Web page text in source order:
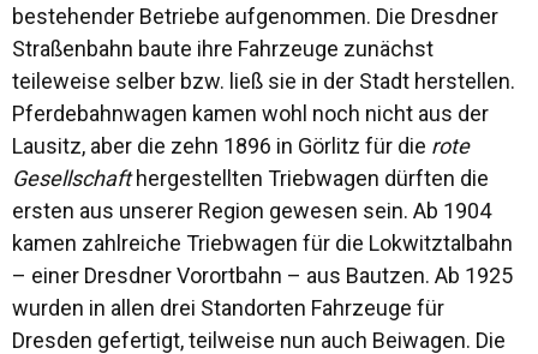
bestehender Betriebe aufgenommen. Die Dresdner
Straßenbahn baute ihre Fahrzeuge zunächst
teileweise selber bzw. ließ sie in der Stadt herstellen.
Pferdebahnwagen kamen wohl noch nicht aus der
Lausitz, aber die zehn 1896 in Görlitz für die rote
Gesellschafthergestellten Triebwagen dürften die
ersten aus unserer Region gewesen sein. Ab 1904
kamen zahlreiche Triebwagen für die Lokwitztalbahn
– einer Dresdner Vorortbahn – aus Bautzen. Ab 1925
wurden in allen drei Standorten Fahrzeuge für
Dresden gefertigt, teilweise nun auch Beiwagen. Die